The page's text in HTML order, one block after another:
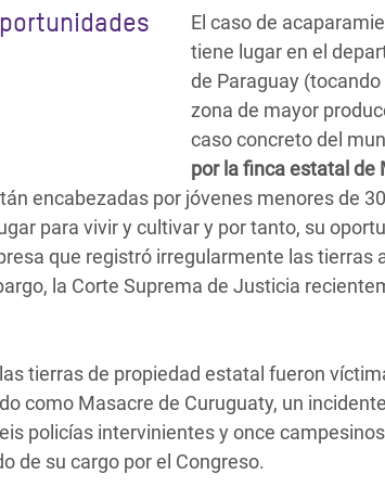
El caso de
tiene lugar en el
de Paraguay
zona de mayor
caso concreto del
por la finca estatal de
encabezadas por jóvenes menores de
para vivir y cultivar y por tanto, su
que registró irregularmente las tierras
la Corte Suprema de Justicia
tierras de propiedad estatal fueron
como Masacre de Curuguaty, un
policías intervinientes y once
de su cargo por el Congreso.